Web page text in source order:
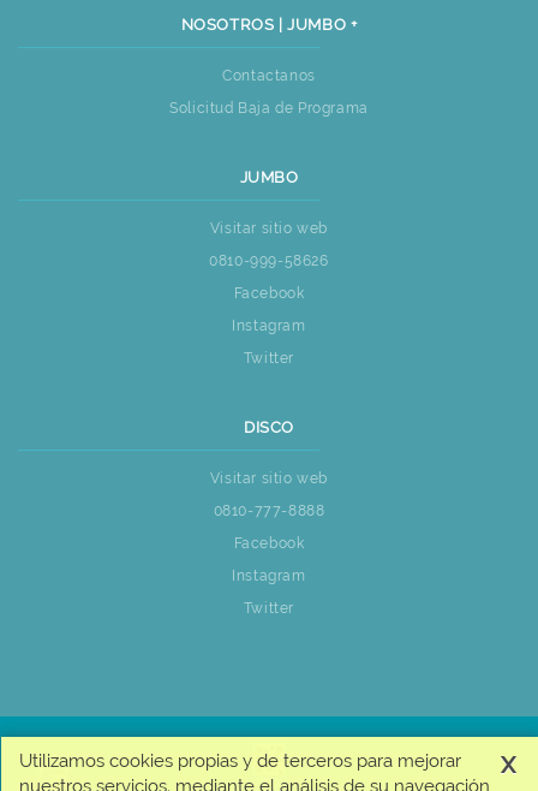
NOSOTROS | JUMBO +
Contactanos
Solicitud Baja de Programa
JUMBO
Visitar sitio web
0810-999-58626
Facebook
Instagram
Twitter
DISCO
Visitar sitio web
0810-777-8888
Facebook
Instagram
Twitter
x
Utilizamos cookies propias y de terceros para mejorar
nuestros servicios, mediante el análisis de su navegación